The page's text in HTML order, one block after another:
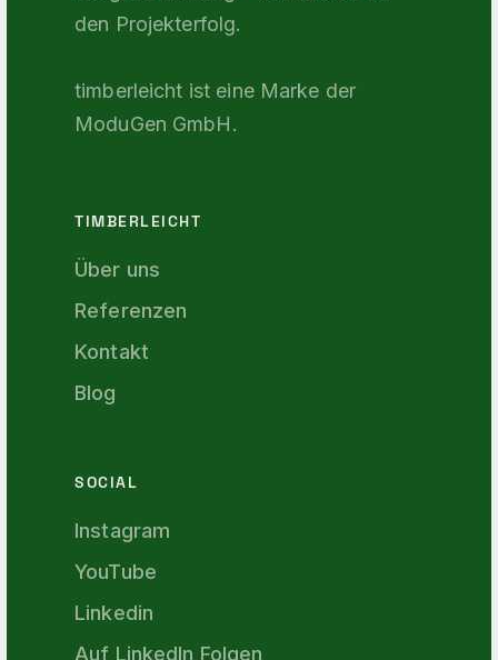
den Projekterfolg.
timberleicht ist eine Marke der
ModuGen GmbH.
TIMBERLEICHT
Über uns
Referenzen
Kontakt
Blog
SOCIAL
Instagram
YouTube
Linkedin
Auf LinkedIn Folgen